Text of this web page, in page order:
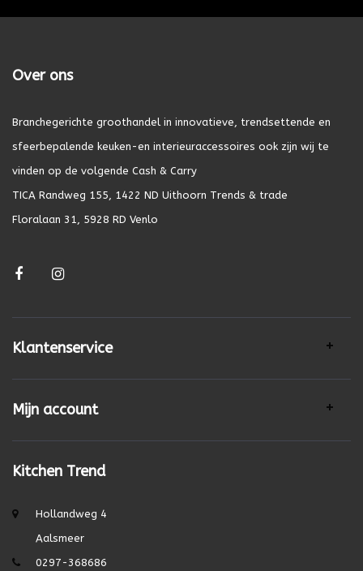
Over ons
Branchegerichte groothandel in innovatieve, trendsettende en
sfeerbepalende keuken-en interieuraccessoires ook zijn wij te
vinden op de volgende Cash & Carry
TICA Randweg 155, 1422 ND Uithoorn Trends & trade
Floralaan 31, 5928 RD Venlo
Klantenservice
Mijn account
Kitchen Trend
Hollandweg 4
Aalsmeer
0297-368686